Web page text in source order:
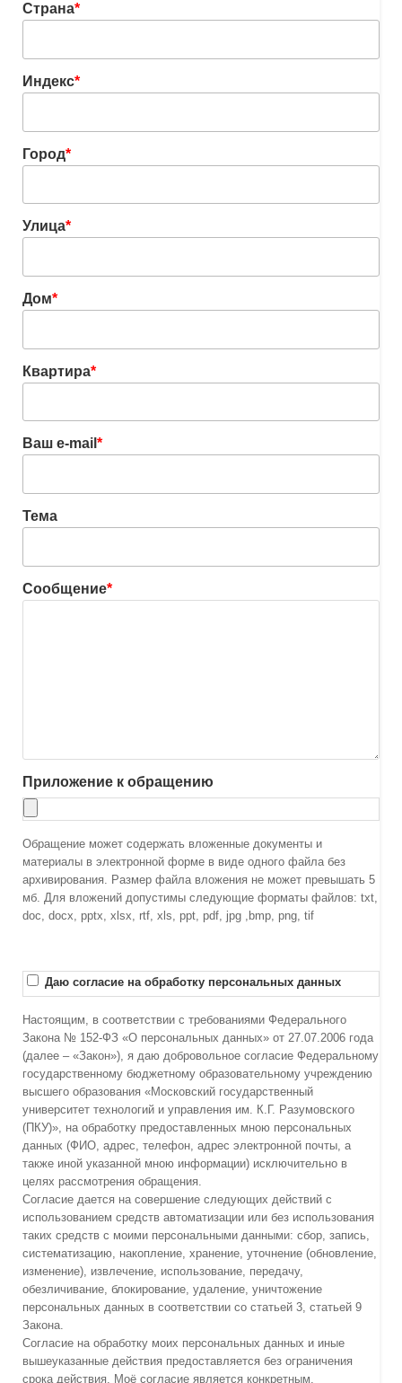
Страна*
Индекс*
Город*
Улица*
Дом*
Квартира*
Ваш e-mail *
Тема
Сообщение*
Приложение к обращению
Обращение может содержать вложенные документы и
материалы в электронной форме в виде одного файла без
архивирования. Размер файла вложения не может превышать 5
мб. Для вложений допустимы следующие форматы файлов: txt,
doc, docx, pptx, xlsx, rtf, xls, ppt, pdf, jpg ,bmp, png, tif
Даю согласие на обработку персональных данных
Настоящим, в соответствии с требованиями Федерального
Закона № 152-ФЗ «О персональных данных» от 27.07.2006 года
(далее – «Закон»), я даю добровольное согласие Федеральному
государственному бюджетному образовательному учреждению
высшего образования «Московский государственный
университет технологий и управления им. К.Г. Разумовского
(ПКУ)», на обработку предоставленных мною персональных
данных (ФИО, адрес, телефон, адрес электронной почты, а
также иной указанной мною информации) исключительно в
целях рассмотрения обращения.
Согласие дается на совершение следующих действий с
использованием средств автоматизации или без использования
таких средств с моими персональными данными: сбор, запись,
систематизацию, накопление, хранение, уточнение (обновление,
изменение), извлечение, использование, передачу,
обезличивание, блокирование, удаление, уничтожение
персональных данных в соответствии со статьей 3, статьей 9
Закона.
Согласие на обработку моих персональных данных и иные
вышеуказанные действия предоставляется без ограничения
срока действия. Моё согласие является конкретным,